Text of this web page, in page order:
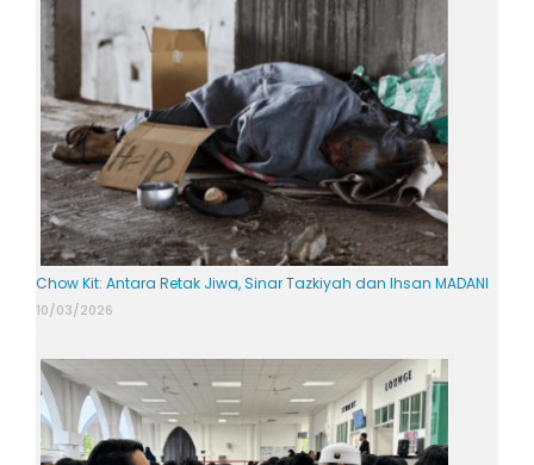
Chow Kit: Antara Retak Jiwa, Sinar Tazkiyah dan Ihsan MADANI
10/03/2026